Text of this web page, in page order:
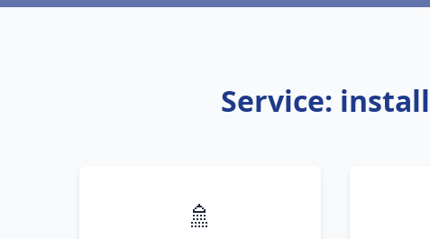
Service:
🚿